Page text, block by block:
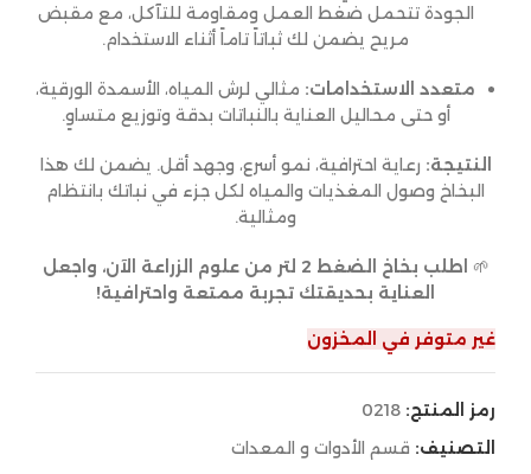
الجودة تتحمل ضغط العمل ومقاومة للتآكل، مع مقبض
مريح يضمن لك ثباتاً تاماً أثناء الاستخدام.
متعدد الاستخدامات: مثالي لرش المياه، الأسمدة الورقية،
أو حتى محاليل العناية بالنباتات بدقة وتوزيع متساوٍ.
النتيجة: رعاية احترافية، نمو أسرع، وجهد أقل. يضمن لك هذا
البخاخ وصول المغذيات والمياه لكل جزء في نباتك بانتظام
ومثالية.
🌱
اطلب بخاخ الضغط 2 لتر من علوم الزراعة الآن، واجعل
العناية بحديقتك تجربة ممتعة واحترافية!
غير متوفر في المخزون
رمز المنتج: 0218
التصنيف: قسم الأدوات و المعدات